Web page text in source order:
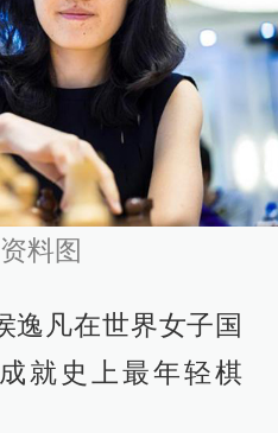
料图
逸凡在世界女子国
就史上最年轻棋